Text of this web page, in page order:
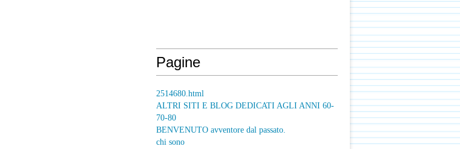
Pagine
2514680.html
ALTRI SITI E BLOG DEDICATI AGLI ANNI 60-
70-80
BENVENUTO avventore dal passato.
chi sono